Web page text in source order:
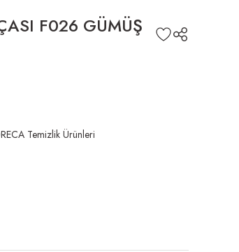
F026 GÜMÜŞ
Temizlik Ürünleri